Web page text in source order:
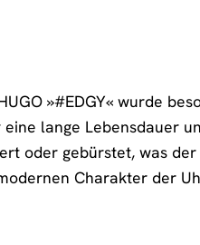
»#EDGY« wurde
lange Lebensdauer
oder gebürstet, was
Charakter der